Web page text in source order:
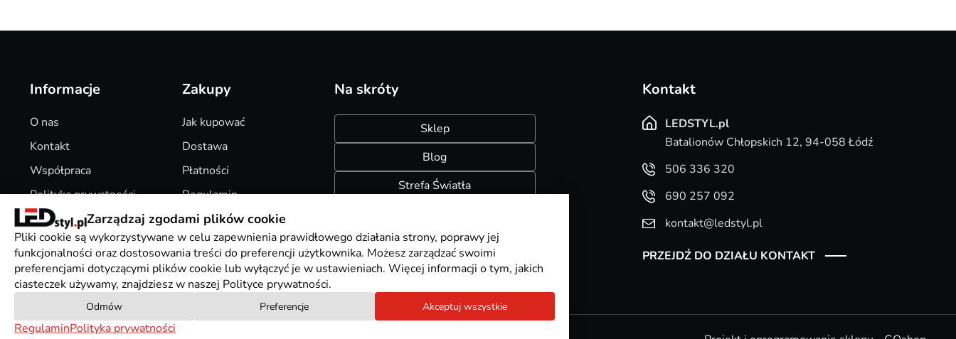
Informacje
O nas
Kontakt
Współpraca
Polityka prywatności
Pliki Cookies
Zakupy
Jak kupować
Dostawa
Płatności
Regulamin
Zwroty
Na skróty
Sklep
Blog
Strefa Światła
Kontakt
LEDSTYL.pl
Batalionów Chłopskich 12, 94-058 Łódź
506 336 320
690 257 092
kontakt@ledstyl.pl
PRZEJDŹ DO DZIAŁU KONTAKT
Zarządzaj zgodami plików cookie
Pliki cookie są wykorzystywane w celu zapewnienia prawidłowego działania strony, poprawy jej
funkcjonalności oraz dostosowania treści do preferencji użytkownika. Możesz zarządzać swoimi
preferencjami dotyczącymi plików cookie lub wyłączyć je w ustawieniach. Więcej informacji o tym, jakich
ciasteczek używamy, znajdziesz w naszej Polityce prywatności.
Odmów Preferencje Akceptuj wszystkie
RegulaminPolityka prywatności